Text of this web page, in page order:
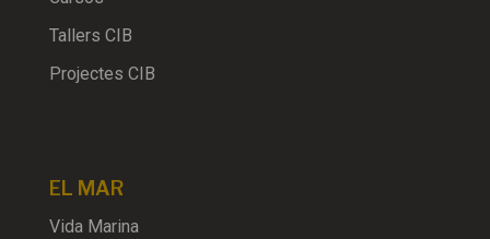
Tallers CIB
Projectes CIB
EL MAR
Vida Marina